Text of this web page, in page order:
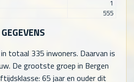
1
555
in totaal 335 inwoners. Daarvan is
De grootste groep in Bergen
65 jaar en ouder dit